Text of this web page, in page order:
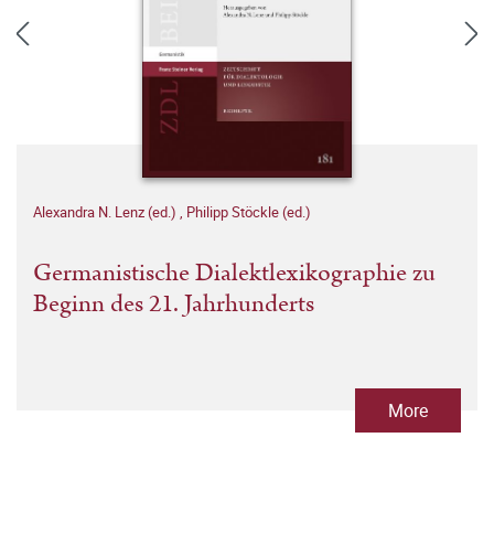
Alexandra N. Lenz (ed.) , Philipp Stöckle (ed.)
Germanistische Dialektlexikographie zu
Beginn des 21. Jahrhunderts
More